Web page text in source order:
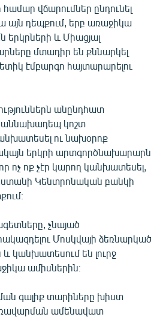
վճարումներ ընդունել
այն դեպքում, երբ առաջիկա
երկրների և Միացյալ
մտադիր են քննարկել
էմբարգո հայտարարելու
անընդհատ
աննախադեպ կոշտ
ու նախօրոք
երկրի արտգործնախարարն
ոչ ոք չէր կարող կանխատեսել,
Կենտրոնական բանկի
չնայած
Մոսկվայի ձեռնարկած
և կանխատեսում են լուրջ
ամիսներին։
գալիք տարիները խիստ
ամենավատ